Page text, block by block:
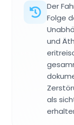
Der
Folge
und
als